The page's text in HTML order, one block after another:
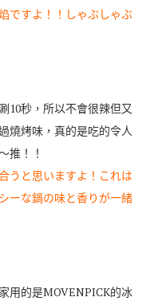
ですよ！！しゃぶしゃぶ
10秒，所以不會很辣但又
燒烤味，真的是吃的令人
推！！
うと思いますよ！これは
ーな鍋の味と香りが一緒
用的是MOVENPICK的冰